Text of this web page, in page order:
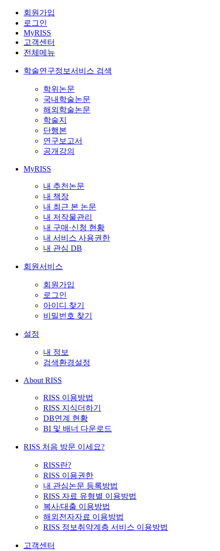
회원가입
로그인
MyRISS
고객센터
전체메뉴
학술연구정보서비스 검색
학위논문
국내학술논문
해외학술논문
학술지
단행본
연구보고서
공개강의
MyRISS
내 추천논문
내 책장
내 최근 본 논문
내 저작물관리
내 구매·신청 현황
내 서비스 사용권한
내 관심 DB
회원서비스
회원가입
로그인
아이디 찾기
비밀번호 찾기
설정
내 정보
검색환경설정
About RISS
RISS 이용방법
RISS 지식더하기
DB연계 현황
BI 및 배너 다운로드
RISS 처음 방문 이세요?
RISS란?
RISS 이용권한
내 관심논문 등록방법
RISS 자료 유형별 이용방법
복사/대출 이용방법
해외전자자료 이용방법
RISS 정보취약계층 서비스 이용방법
고객센터